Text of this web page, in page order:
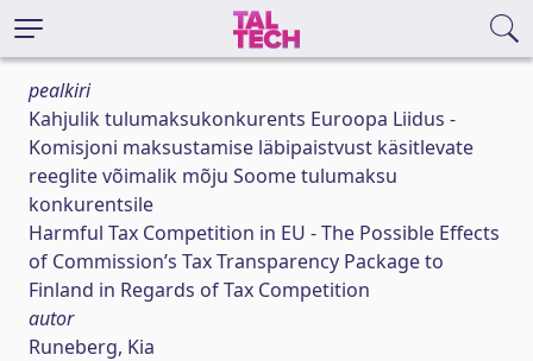
pealkiri
Kahjulik tulumaksukonkurents Euroopa Liidus -
Komisjoni maksustamise läbipaistvust käsitlevate
reeglite võimalik mõju Soome tulumaksu
konkurentsile
Harmful Tax Competition in EU - The Possible Effects
of Commission’s Tax Transparency Package to
Finland in Regards of Tax Competition
autor
Runeberg, Kia